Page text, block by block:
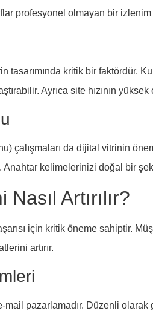
profesyonel olmayan bir
tasarımında kritik bir faktördür.
Ayrıca site hızının
çalışmaları da dijital vitrinin
kelimelerinizi doğal bir
Artırılır?
için kritik öneme sahiptir.
artırır.
mail pazarlamadır. Düzenli